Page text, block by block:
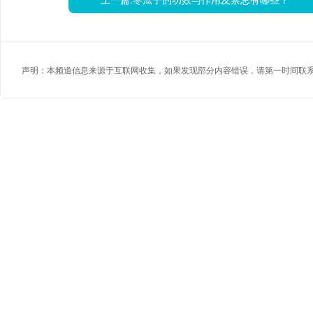
声明：本频道信息来源于互联网收集，如果发现部分内容错误，请第一时间联